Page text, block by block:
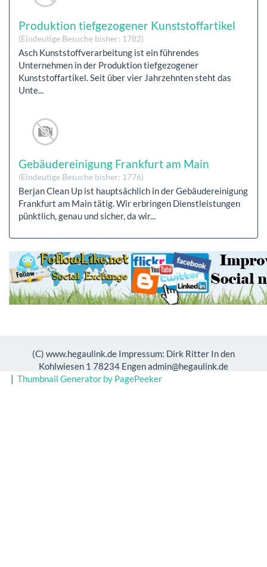
Produktion tiefgezogener Kunststoffartikel
(Eindeutige Besuche bisher: 1782)
Asch Kunststoffverarbeitung ist ein führendes
Unternehmen in der Produktion tiefgezogener
Kunststoffartikel. Seit über vier Jahrzehnten steht das
Unte...
Gebäudereinigung Frankfurt am Main
(Eindeutige Besuche bisher: 1776)
Berjan Clean Up ist hauptsächlich in der Gebäudereinigung
Frankfurt am Main tätig. Wir erbringen Dienstleistungen
pünktlich, genau und sicher, da wir...
(C) www.hegaulink.de Impressum: Dirk Ritter In den
Kohlwiesen 1 78234 Engen admin@hegaulink.de
| Thumbnail Generator by PagePeeker